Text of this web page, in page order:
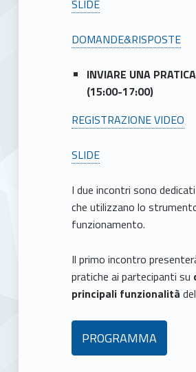
SLIDE
DOMANDE&RISPOSTE
INVIARE UNA
(15:00-17:00)
REGISTRAZIONE VIDEO
SLIDE
I due incontri sono dedicati
che utilizzano lo
funzionamento.
Il primo incontro
pratiche ai partecipanti su
principali funzionalità
PROGRAMMA